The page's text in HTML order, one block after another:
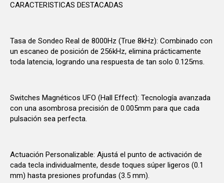
CARACTERISTICAS DESTACADAS
Tasa de Sondeo Real de 8000Hz (True 8kHz): Combinado con
un escaneo de posición de 256kHz, elimina prácticamente
toda latencia, logrando una respuesta de tan solo 0.125ms.
Switches Magnéticos UFO (Hall Effect): Tecnología avanzada
con una asombrosa precisión de 0.005mm para que cada
pulsación sea perfecta.
Actuación Personalizable: Ajustá el punto de activación de
cada tecla individualmente, desde toques súper ligeros (0.1
mm) hasta presiones profundas (3.5 mm).